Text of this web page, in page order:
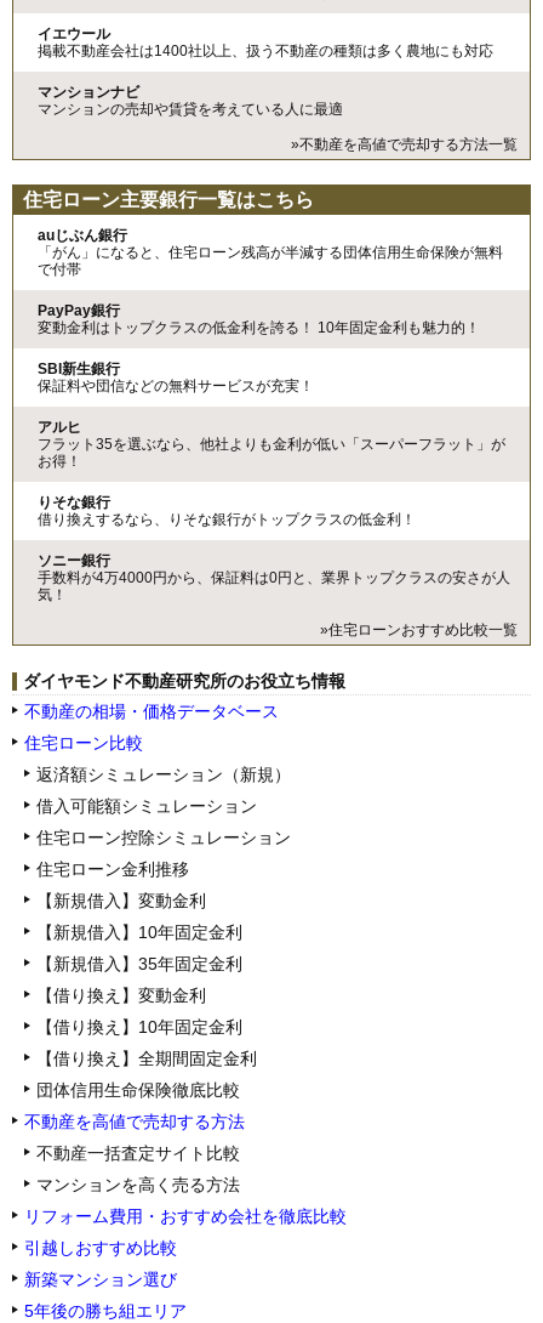
イエウール
掲載不動産会社は1400社以上、扱う不動産の種類は多く農地にも対応
マンションナビ
マンションの売却や賃貸を考えている人に最適
»不動産を高値で売却する方法一覧
住宅ローン主要銀行一覧はこちら
auじぶん銀行
「がん」になると、住宅ローン残高が半減する団体信用生命保険が無料
で付帯
PayPay銀行
変動金利はトップクラスの低金利を誇る！ 10年固定金利も魅力的！
SBI新生銀行
保証料や団信などの無料サービスが充実！
アルヒ
フラット35を選ぶなら、他社よりも金利が低い「スーパーフラット」が
お得！
りそな銀行
借り換えするなら、りそな銀行がトップクラスの低金利！
ソニー銀行
手数料が4万4000円から、保証料は0円と、業界トップクラスの安さが人
気！
»住宅ローンおすすめ比較一覧
ダイヤモンド不動産研究所のお役立ち情報
不動産の相場・価格データベース
住宅ローン比較
返済額シミュレーション（新規）
借入可能額シミュレーション
住宅ローン控除シミュレーション
住宅ローン金利推移
【新規借入】変動金利
【新規借入】10年固定金利
【新規借入】35年固定金利
【借り換え】変動金利
【借り換え】10年固定金利
【借り換え】全期間固定金利
団体信用生命保険徹底比較
不動産を高値で売却する方法
不動産一括査定サイト比較
マンションを高く売る方法
リフォーム費用・おすすめ会社を徹底比較
引越しおすすめ比較
新築マンション選び
5年後の勝ち組エリア